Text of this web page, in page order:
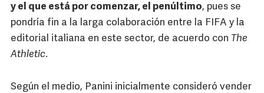
y el que está por comenzar, el penúltimo, pues se
pondría fin a la larga colaboración entre la FIFA y la
editorial italiana en este sector, de acuerdo con The
Athletic.
Según el medio, Panini inicialmente consideró vender